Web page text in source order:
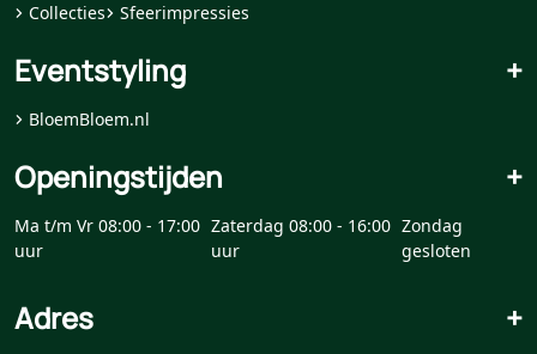
Collecties Sfeerimpressies
Eventstyling +
BloemBloem.nl
Openingstijden +
Ma t/m Vr 08:00 - 17:00
uur
Zaterdag 08:00 - 16:00
uur
Zondag
gesloten
Adres +